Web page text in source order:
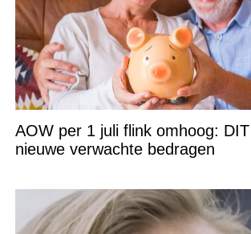
AOW per 1 juli flink omhoog:
nieuwe verwachte bedragen